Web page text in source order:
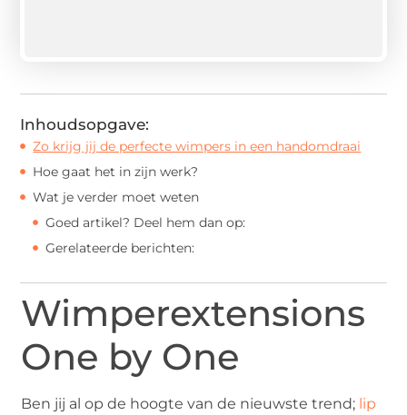
Inhoudsopgave:
Zo krijg jij de perfecte wimpers in een handomdraai
Hoe gaat het in zijn werk?
Wat je verder moet weten
Goed artikel? Deel hem dan op:
Gerelateerde berichten:
Wimperextensions
One by One
Ben jij al op de hoogte van de nieuwste trend; lip